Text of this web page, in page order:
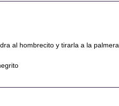
al hombrecito y tirarla a la palmera.